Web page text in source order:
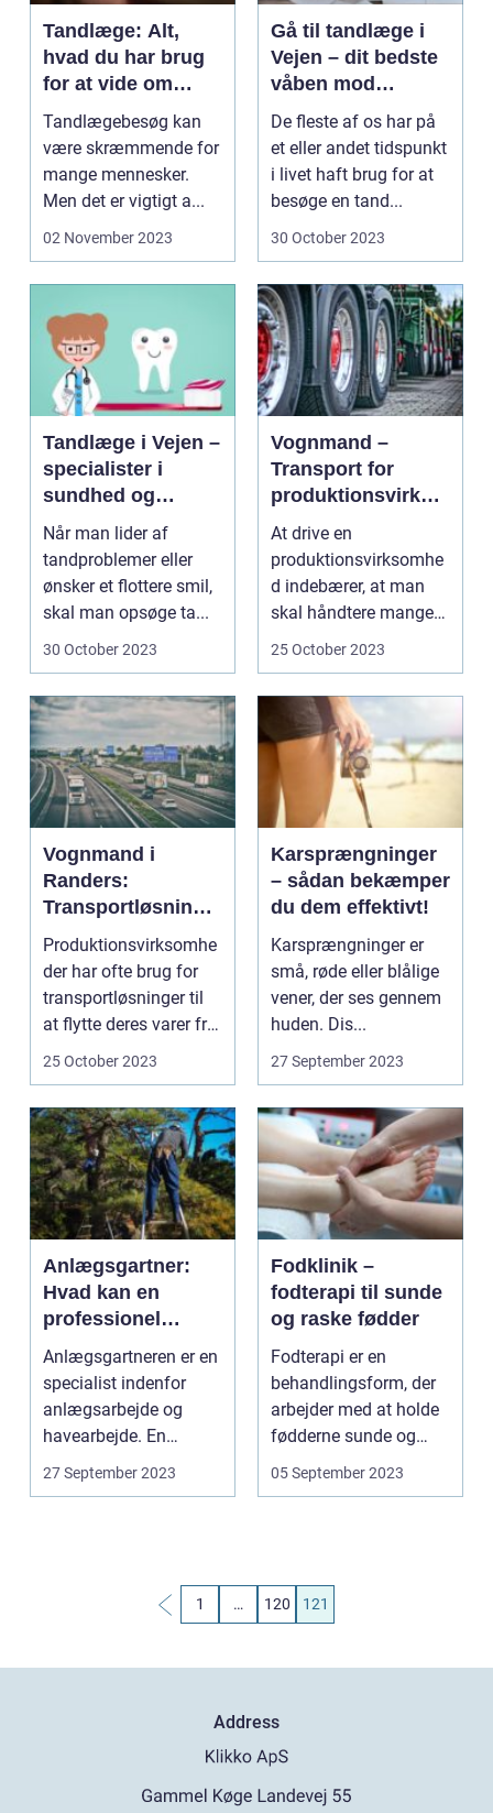
Tandlæge: Alt,
hvad du har brug
for at vide om
tandpleje
Tandlægebesøg kan
være skræmmende for
mange mennesker.
Men det er vigtigt a...
02 November 2023
Gå til tandlæge i
Vejen – dit bedste
våben mod
tandproblemer
De fleste af os har på
et eller andet tidspunkt
i livet haft brug for at
besøge en tand...
30 October 2023
Tandlæge i Vejen –
specialister i
sundhed og
smukke tænder
Når man lider af
tandproblemer eller
ønsker et flottere smil,
skal man opsøge ta...
30 October 2023
Vognmand –
Transport for
produktionsvirkso
mheder
At drive en
produktionsvirksomhe
d indebærer, at man
skal håndtere mange
forskellige aspekter af
25 October 2023
Vognmand i
Randers:
Transportløsninge
r til
produktionsvirkso
mheder
Produktionsvirksomhe
der har ofte brug for
transportløsninger til
at flytte deres varer fra
et...
25 October 2023
Karsprængninger
– sådan bekæmper
du dem effektivt!
Karsprængninger er
små, røde eller blålige
vener, der ses gennem
huden. Dis...
27 September 2023
Anlægsgartner:
Hvad kan en
professionel
anlægsgartner
tilbyde?
Anlægsgartneren er en
specialist indenfor
anlægsarbejde og
havearbejde. En
anlægsg...
27 September 2023
Fodklinik –
fodterapi til sunde
og raske fødder
Fodterapi er en
behandlingsform, der
arbejder med at holde
fødderne sunde og
raske. Det kan v...
05 September 2023
1 … 120 121
Address